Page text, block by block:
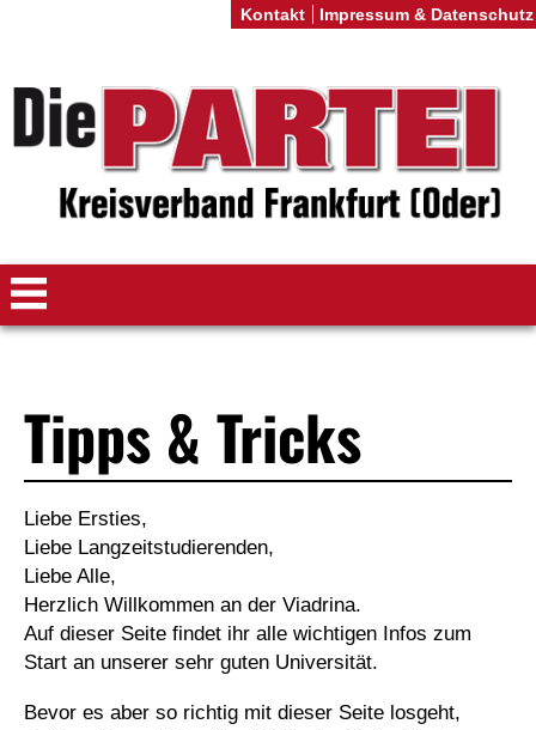
Tipps & Tricks
Liebe Ersties,
Liebe Langzeitstudierenden,
Liebe Alle,
Herzlich Willkommen an der Viadrina.
Auf dieser Seite findet ihr alle wichtigen Infos zum
Start an unserer sehr guten Universität.
Bevor es aber so richtig mit dieser Seite losgeht,
Kontakt Impressum & Datenschutz